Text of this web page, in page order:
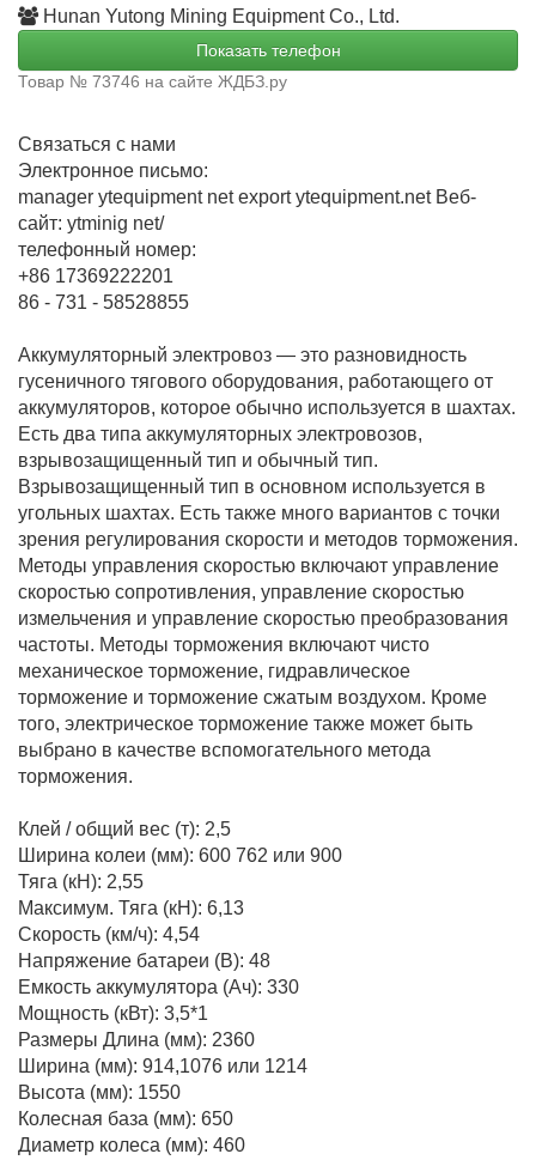
Hunan Yutong Mining Equipment Co., Ltd.
Показать телефон
Товар № 73746 на сайте ЖДБЗ.ру
Связаться с нами
Электронное письмо:
manager ytequipment net export ytequipment.net Веб-
сайт: ytminig net/
телефонный номер:
+86 17369222201
86 - 731 - 58528855
Аккумуляторный электровоз — это разновидность
гусеничного тягового оборудования, работающего от
аккумуляторов, которое обычно используется в шахтах.
Есть два типа аккумуляторных электровозов,
взрывозащищенный тип и обычный тип.
Взрывозащищенный тип в основном используется в
угольных шахтах. Есть также много вариантов с точки
зрения регулирования скорости и методов торможения.
Методы управления скоростью включают управление
скоростью сопротивления, управление скоростью
измельчения и управление скоростью преобразования
частоты. Методы торможения включают чисто
механическое торможение, гидравлическое
торможение и торможение сжатым воздухом. Кроме
того, электрическое торможение также может быть
выбрано в качестве вспомогательного метода
торможения.
Клей / общий вес (т): 2,5
Ширина колеи (мм): 600 762 или 900
Тяга (кН): 2,55
Максимум. Тяга (кН): 6,13
Скорость (км/ч): 4,54
Напряжение батареи (В): 48
Емкость аккумулятора (Ач): 330
Мощность (кВт): 3,5*1
Размеры Длина (мм): 2360
Ширина (мм): 914,1076 или 1214
Высота (мм): 1550
Колесная база (мм): 650
Диаметр колеса (мм): 460